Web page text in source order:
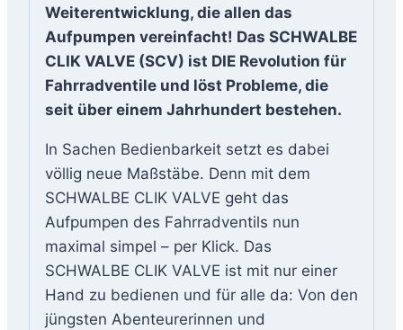
Weiterentwicklung, die allen das
Aufpumpen vereinfacht! Das SCHWALBE
CLIK VALVE (SCV) ist DIE Revolution für
Fahrradventile und löst Probleme, die
seit über einem Jahrhundert bestehen.
In Sachen Bedienbarkeit setzt es dabei
völlig neue Maßstäbe. Denn mit dem
SCHWALBE CLIK VALVE geht das
Aufpumpen des Fahrradventils nun
maximal simpel – per Klick. Das
SCHWALBE CLIK VALVE ist mit nur einer
Hand zu bedienen und für alle da: Von den
jüngsten Abenteurerinnen und